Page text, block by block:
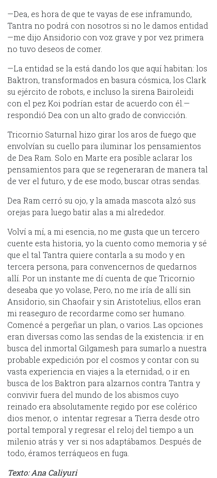
—Dea, es hora de que te vayas de ese inframundo,
Tantra no podrá con nosotros si no le damos entidad
—me dijo Ansidorio con voz grave y por vez primera
no tuvo deseos de comer.
—La entidad se la está dando los que aquí habitan: los
Baktron, transformados en basura cósmica, los Clark
su ejército de robots, e incluso la sirena Bairoleidi
con el pez Koi podrían estar de acuerdo con él.—
respondió Dea con un alto grado de convicción.
Tricornio Saturnal hizo girar los aros de fuego que
envolvían su cuello para iluminar los pensamientos
de Dea Ram. Solo en Marte era posible aclarar los
pensamientos para que se regeneraran de manera tal
de ver el futuro, y de ese modo, buscar otras sendas.
Dea Ram cerró su ojo, y la amada mascota alzó sus
orejas para luego batir alas a mi alrededor.
Volví a mí, a mi esencia, no me gusta que un tercero
cuente esta historia, yo la cuento como memoria y sé
que el tal Tantra quiere contarla a su modo y en
tercera persona, para convencernos de quedarnos
allí. Por un instante me dí cuenta de que Tricornio
deseaba que yo volase, Pero, no me iría de allí sin
Ansidorio, sin Chaofair y sin Aristotelius, ellos eran
mi reaseguro de recordarme como ser humano.
Comencé a pergeñar un plan, o varios. Las opciones
eran diversas como las sendas de la existencia: ir en
busca del inmortal Gilgamesh para sumarlo a nuestra
probable expedición por el cosmos y contar con su
vasta experiencia en viajes a la eternidad, o ir en
busca de los Baktron para alzarnos contra Tantra y
convivir fuera del mundo de los abismos cuyo
reinado era absolutamente regido por ese colérico
dios menor, o intentar regresar a Tierra desde otro
portal temporal y regresar el reloj del tiempo a un
milenio atrás y ver si nos adaptábamos. Después de
todo, éramos terráqueos en fuga.
Texto: Ana Caliyuri